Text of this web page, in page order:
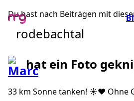
Du hast nach Beiträgen mit
rodebachtal
hat ein Foto
33 km Sonne tanken! ☀️❤️ Ohne